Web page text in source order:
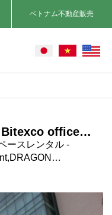
ベトナム不動産販売
Bitexco office
区, ホーチミン